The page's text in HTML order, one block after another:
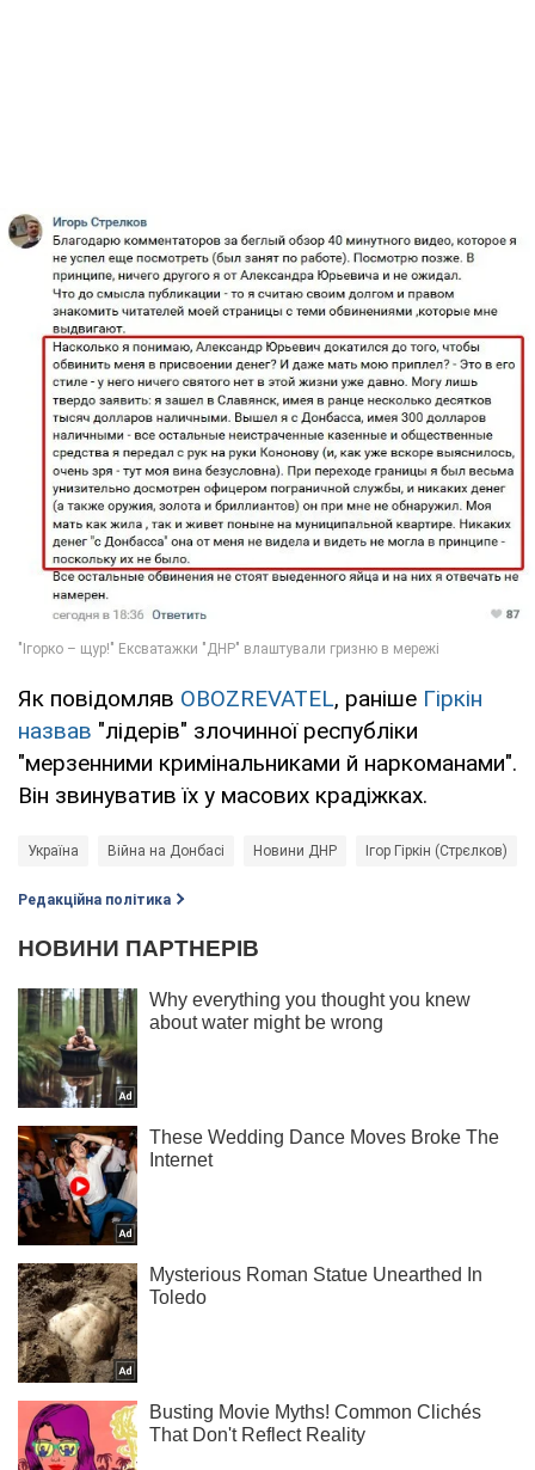
Як повідомляв OBOZREVATEL, раніше Гіркін
назвав "лідерів" злочинної республіки
"мерзенними кримінальниками й наркоманами".
Він звинуватив їх у масових крадіжках.
Україна Війна на Донбасі Новини ДНР Ігор Гіркін (Стрєлков)
Редакційна політика